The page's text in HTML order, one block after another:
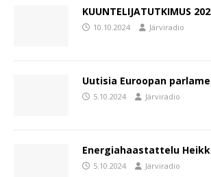
KUUNTELIJATUTKIMUS
10.10.2024 Järviradio
Uutisia Euroopan
5.10.2024 Järviradio
Energiahaastattelu
5.10.2024 Järviradio